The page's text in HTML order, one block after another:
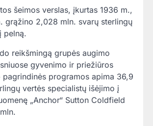
šeimos verslas, įkurtas 1936 m.,
grąžino 2,028 mln. svarų sterlingų
pelną.
reikšmingą grupės augimo
gyvenimo ir priežiūros
pagrindinės programos apima 36,9
vertės specialistų išėjimo į
„Anchor“ Sutton Coldfield